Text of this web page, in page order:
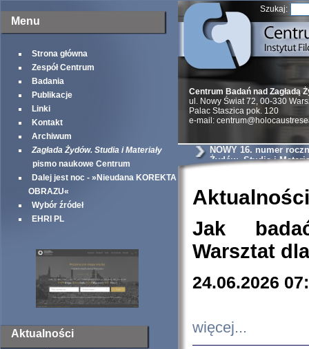
Menu
Strona główna
Zespół Centrum
Badania
Publikacje
Linki
Kontakt
Archiwum
Zagłada Żydów. Studia i Materiały
pismo naukowe Centrum
Dalej jest noc - »Nieudana KOREKTA
OBRAZU«
Wybór źródeł
EHRI PL
Aktualności
Szukaj:
Centrum Badań nad Zagładą
ul. Nowy Świat 72, 00-330
Palac Staszica pok. 120
e-mail:
NOWY 16. numer
Żydów. Studia i
Aktualności
Jak
Warsztat
24.06.2026
więcej...